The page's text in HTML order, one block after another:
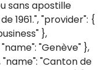
sans apostille
1961.", "provider": {
},
"Genève" },
"Canton de